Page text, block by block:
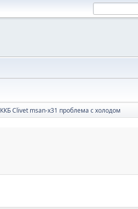
ККБ Clivet msan-x31 проблема с холодом